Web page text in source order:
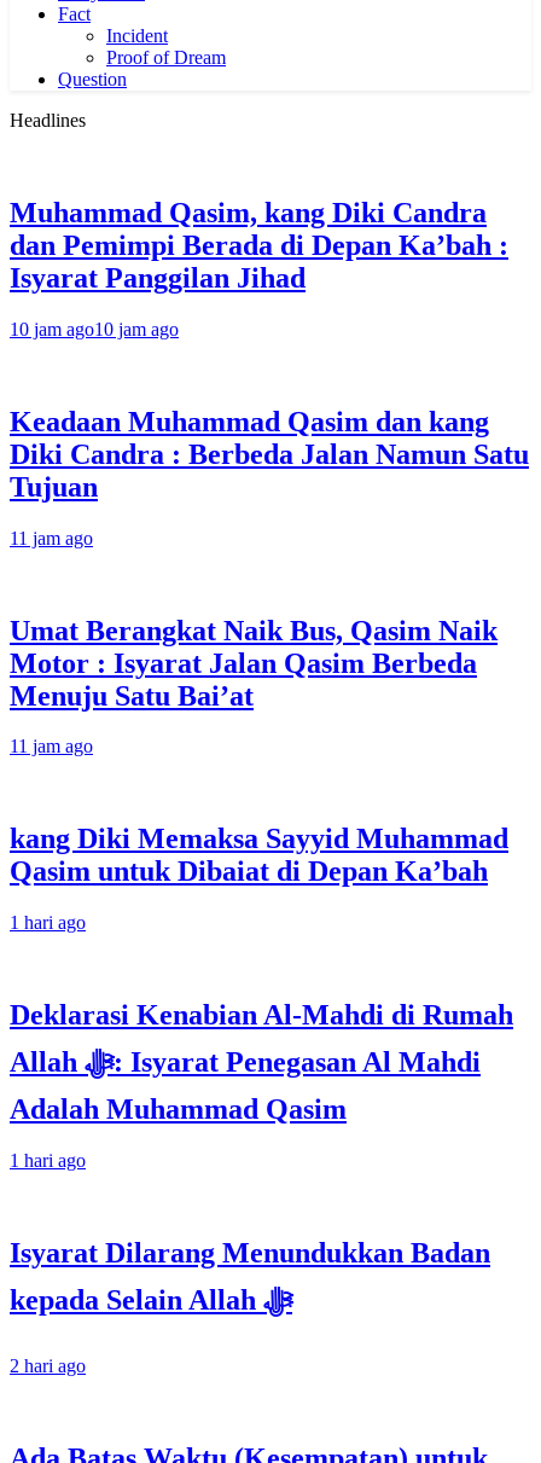
Fact
Incident
Proof of Dream
Question
Headlines
Muhammad Qasim, kang Diki Candra
dan Pemimpi Berada di Depan Ka’bah :
Isyarat Panggilan Jihad
10 jam ago10 jam ago
Keadaan Muhammad Qasim dan kang
Diki Candra : Berbeda Jalan Namun Satu
Tujuan
11 jam ago
Umat Berangkat Naik Bus, Qasim Naik
Motor : Isyarat Jalan Qasim Berbeda
Menuju Satu Bai’at
11 jam ago
kang Diki Memaksa Sayyid Muhammad
Qasim untuk Dibaiat di Depan Ka’bah
1 hari ago
Deklarasi Kenabian Al-Mahdi di Rumah
Allah ﷻ: Isyarat Penegasan Al Mahdi
Adalah Muhammad Qasim
1 hari ago
Isyarat Dilarang Menundukkan Badan
kepada Selain Allah ﷻ
2 hari ago